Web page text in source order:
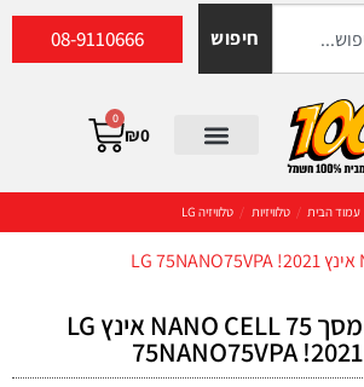
חיפוש 08-9110666
₪0
0
עמוד הבית / טלוויזיות / טלוויזיה LG
מסך NANO CELL 75 אינץ LG
75NANO75VPA !2021